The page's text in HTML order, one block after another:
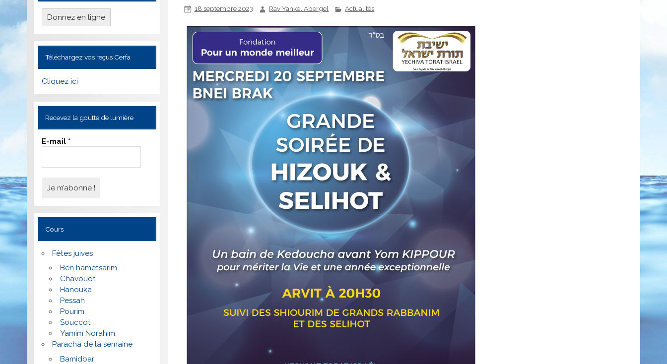
Donnez en ligne
Téléchargez vos reçus Cerfa
Cliquez ici
Recevez la goutte de lumière
E-mail*
Cours
Fêtes juives
Ben hametsarim
Chavouot
Hanouka
Pessah
Pourim
Souccot
Yamim Norahim
Paracha de la semaine
Bamidbar
18 septembre 2023 Rav Yankel Abergel Actualités